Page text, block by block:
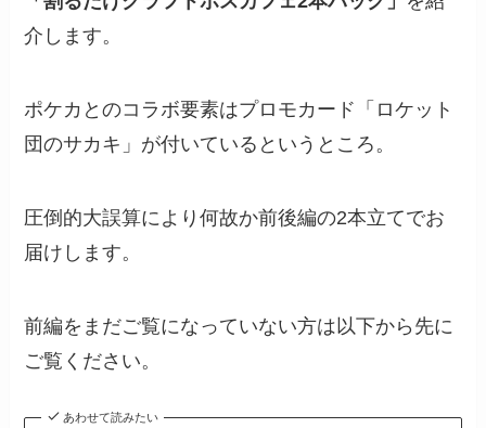
介します。
ポケカとのコラボ要素はプロモカード「ロケット
団のサカキ」が付いているというところ。
圧倒的大誤算により何故か前後編の2本立てでお
届けします。
前編をまだご覧になっていない方は以下から先に
ご覧ください。
あわせて読みたい